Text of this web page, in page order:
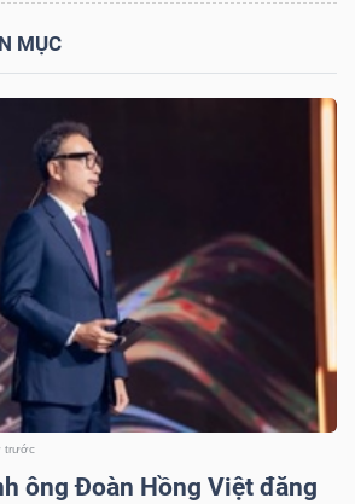
MỤC
trước
ông Đoàn Hồng Việt đăng